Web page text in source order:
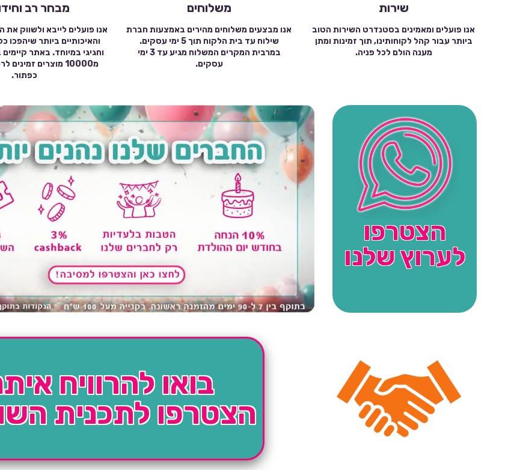
שירות
אנו פועלים ומאמינים בסטנדרט השירות הטוב
ביותר עבור קהל לקוחותינו, תוך זמינות ומתן
מענה הולם לכל פניה.
משלוחים
אנו מבצעים משלוחים מהירים באמצעות חברת
שילוח עד בית הלקוח תוך 5 ימי עסקים.
במרבית המקרים המשלוח מגיע עד 3 ימי
עסקים.
מבחר רב
אנו פועלים לייבא ולשווק
והאיכותיים ביותר שיהפכו
וחגיגי במיוחד. באתר
מ10000 מוצרים
כפתור.
הצטרפו
לערוץ שלנו
בואו להרוויח
הצטרפו לתכנית